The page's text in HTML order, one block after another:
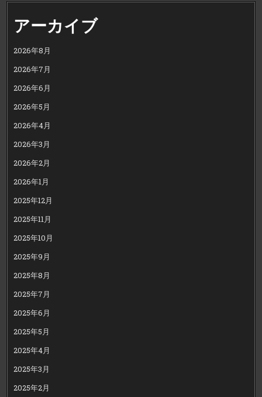
アーカイブ
2026年8月
2026年7月
2026年6月
2026年5月
2026年4月
2026年3月
2026年2月
2026年1月
2025年12月
2025年11月
2025年10月
2025年9月
2025年8月
2025年7月
2025年6月
2025年5月
2025年4月
2025年3月
2025年2月